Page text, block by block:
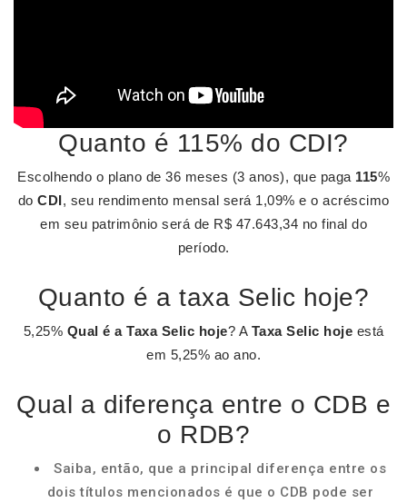
Quanto é 115% do CDI?
Escolhendo o plano de 36 meses (3 anos), que paga 115%
do CDI, seu rendimento mensal será 1,09% e o acréscimo
em seu patrimônio será de R$ 47.643,34 no final do
período.
Quanto é a taxa Selic hoje?
5,25% Qual é a Taxa Selic hoje? A Taxa Selic hoje está
em 5,25% ao ano.
Qual a diferença entre o CDB e
o RDB?
Saiba, então, que a principal diferença entre os
dois títulos mencionados é que o CDB pode ser